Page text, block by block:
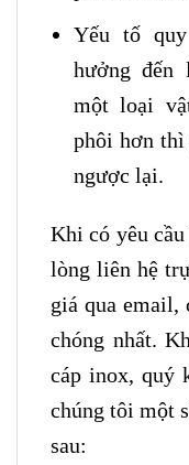
Yếu tố
hưởng đến
một loại
phôi hơn thì
ngược lại.
Khi có yêu
lòng liên hệ
giá qua email,
chóng nhất.
cáp inox, quý
chúng tôi một
sau: